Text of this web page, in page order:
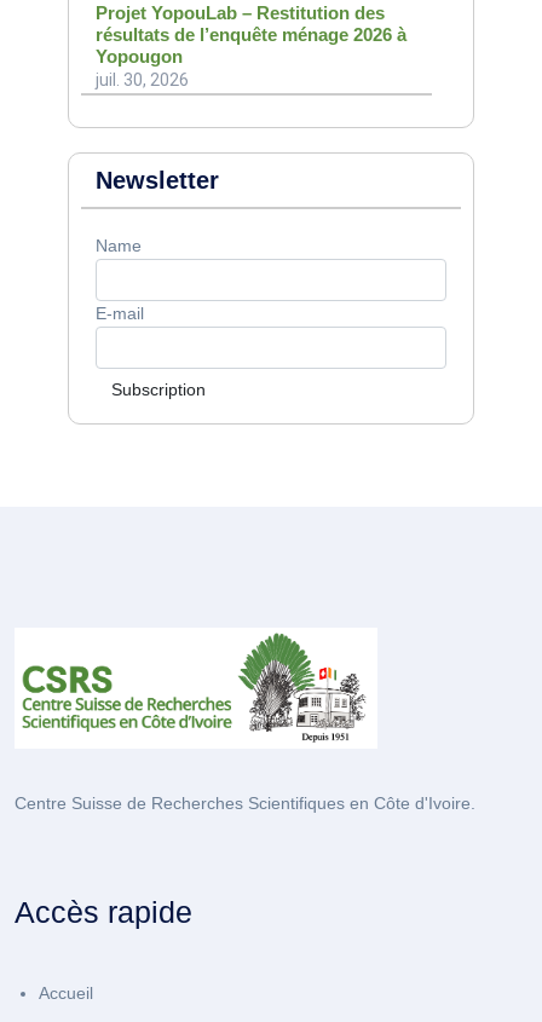
Projet YopouLab – Restitution des
résultats de l’enquête ménage 2026 à
Yopougon
juil. 30, 2026
Newsletter
Name
E-mail
Subscription
Centre Suisse de Recherches Scientifiques en Côte d'Ivoire.
Accès rapide
Accueil